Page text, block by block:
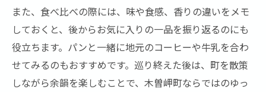
また、食べ比べの際には、味や食感、香りの違いをメモ
しておくと、後からお気に入りの一品を振り返るのにも
役立ちます。パンと一緒に地元のコーヒーや牛乳を合わ
せてみるのもおすすめです。巡り終えた後は、町を散策
しながら余韻を楽しむことで、木曽岬町ならではのゆっ